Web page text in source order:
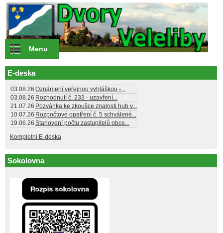
Přejít k hlavnímu obsahu
Menu
E-deska
03.08.26 Oznámení veřejnou vyhláškou -...
03.08.26 Rozhodnutí č. 233 - uzavření...
21.07.26 Pozvánka ke zkoušce znalosti hub v...
10.07.26 Rozpočtové opatření č. 5 schválené...
19.06.26 Stanovení počtu zastupitelů obce...
Kompletní E-deska
Sokolovna